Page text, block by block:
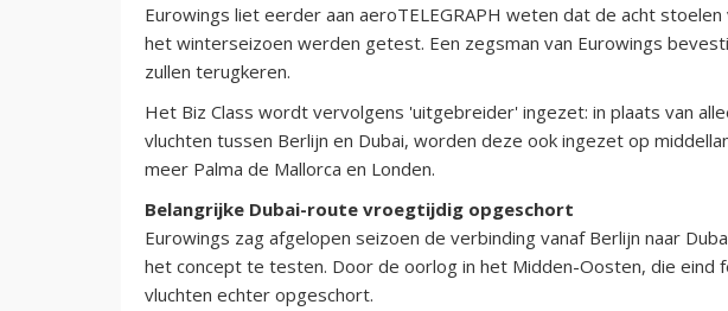
Eurowings liet eerder aan aeroTELEGRAPH weten dat de acht
het winterseizoen werden getest. Een zegsman van Eurowings
zullen terugkeren.
Het Biz Class wordt vervolgens 'uitgebreider' ingezet: in plaats van
vluchten tussen Berlijn en Dubai, worden deze ook ingezet op
meer Palma de Mallorca en Londen.
Belangrijke Dubai-route vroegtijdig opgeschort
Eurowings zag afgelopen seizoen de verbinding vanaf Berlijn naar
het concept te testen. Door de oorlog in het Midden-Oosten, die eind
vluchten echter opgeschort.